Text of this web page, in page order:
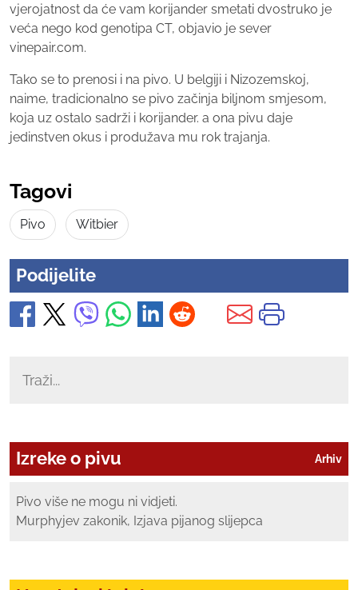
vjerojatnost da će vam korijander smetati dvostruko je
veća nego kod genotipa CT, objavio je sever
vinepair.com.
Tako se to prenosi i na pivo. U belgiji i Nizozemskoj,
naime, tradicionalno se pivo začinja biljnom smjesom,
koja uz ostalo sadrži i korijander. a ona pivu daje
jedinstven okus i produžava mu rok trajanja.
Tagovi
Pivo Witbier
Podijelite
Arhiv
Izreke o pivu
Pivo više ne mogu ni vidjeti.
Murphyjev zakonik, Izjava pijanog slijepca